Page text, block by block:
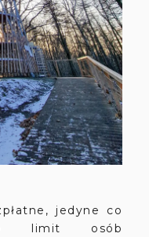
jedyne co
limit osób